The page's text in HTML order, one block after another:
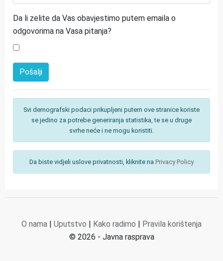
Da li zelite da Vas obavjestimo putem emaila o
odgovorima na Vasa pitanja?
Svi demografski podaci prikupljeni putem ove stranice koriste
se jedino za potrebe generiranja statistika, te se u druge
svrhe neće i ne mogu koristiti.
Da biste vidjeli uslove privatnosti, kliknite na Privacy Policy
O nama | Uputstvo | Kako radimo | Pravila korištenja
© 2026 - Javna rasprava